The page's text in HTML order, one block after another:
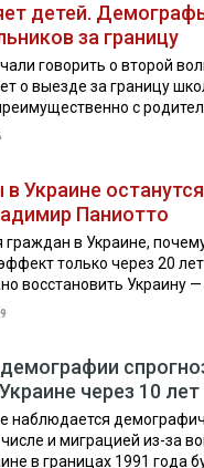
детей.
за границу
говорить о второй
о выезде за границу
с
Украине
Паниотто
граждан в Украине,
только через 20
восстановить Украину —
через 10 лет
наблюдается
и миграцией из-за
в границах 1991 года